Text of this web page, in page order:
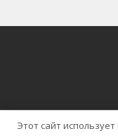
Этот сайт